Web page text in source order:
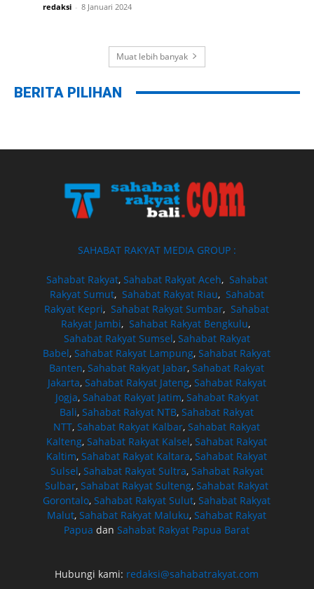
redaksi - 8 Januari 2024
Muat lebih banyak
BERITA PILIHAN
SAHABAT RAKYAT MEDIA GROUP :
Sahabat Rakyat, Sahabat Rakyat Aceh, Sahabat
Rakyat Sumut, Sahabat Rakyat Riau, Sahabat
Rakyat Kepri,Sahabat Rakyat Sumbar,Sahabat
Rakyat Jambi, Sahabat Rakyat Bengkulu,
Sahabat Rakyat Sumsel, Sahabat Rakyat
Babel,Sahabat Rakyat Lampung,Sahabat Rakyat
Banten,Sahabat Rakyat Jabar,Sahabat Rakyat
Jakarta, Sahabat Rakyat Jateng, Sahabat Rakyat
Jogja, Sahabat Rakyat Jatim, Sahabat Rakyat
Bali,Sahabat Rakyat NTB,Sahabat Rakyat
NTT,Sahabat Rakyat Kalbar,Sahabat Rakyat
Kalteng,Sahabat Rakyat Kalsel,Sahabat Rakyat
Kaltim,Sahabat Rakyat Kaltara,Sahabat Rakyat
Sulsel, Sahabat Rakyat Sultra, Sahabat Rakyat
Sulbar,Sahabat Rakyat Sulteng,Sahabat Rakyat
Gorontalo,Sahabat Rakyat Sulut,Sahabat Rakyat
Malut,Sahabat Rakyat Maluku,Sahabat Rakyat
Papua danSahabat Rakyat Papua Barat
Hubungi kami: redaksi@sahabatrakyat.com